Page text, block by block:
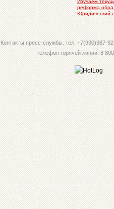
Изучаем
реформа
Юридический
Контакты пресс-службы. тел: +7(930)387-
Телефон горячей линии: 8